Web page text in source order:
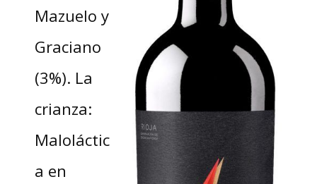
Mazuelo y
Graciano
(3%). La
crianza:
Maloláctic
a en